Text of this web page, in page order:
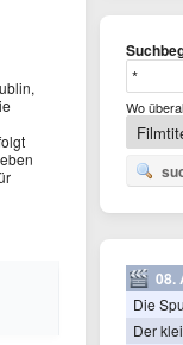
Wo
08.
Die
Der